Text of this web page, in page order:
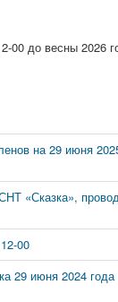
00 до весны 2026
на 29 июня
«Сказка»,
00
29 июня 2024